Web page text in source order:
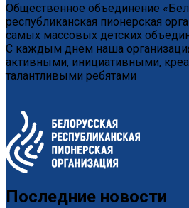
Общественное объединение
республиканская пионерская
самых массовых детских
С каждым днем наша
активными, инициативными,
талантливыми ребятами
Последние новости